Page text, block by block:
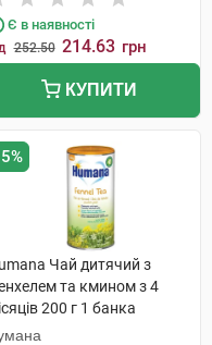
Є в наявності
252.50 214.63 грн
КУПИТИ
Чай дитячий з
та кмином з 4
200 г 1 банка